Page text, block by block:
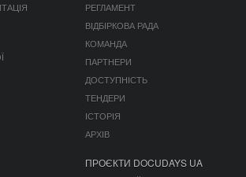
РЕГЛАМЕНТ
ВІДБІРКОВА РАДА
КОМАНДА
ПАРТНЕРИ
ДОСТУПНІСТЬ
ТЕНДЕРИ
ІСТОРІЯ
АРХІВ
ПРОЄКТИ DOCUDAYS UA